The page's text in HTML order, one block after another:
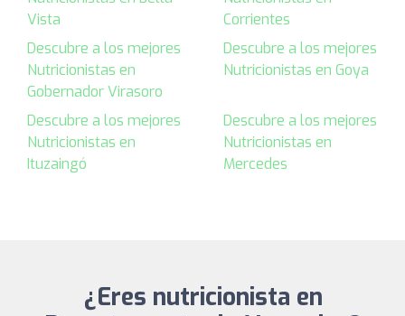
Vista
Corrientes
Descubre a los mejores
Nutricionistas en
Gobernador Virasoro
Descubre a los mejores
Nutricionistas en Goya
Descubre a los mejores
Nutricionistas en
Ituzaingó
Descubre a los mejores
Nutricionistas en
Mercedes
¿Eres nutricionista en